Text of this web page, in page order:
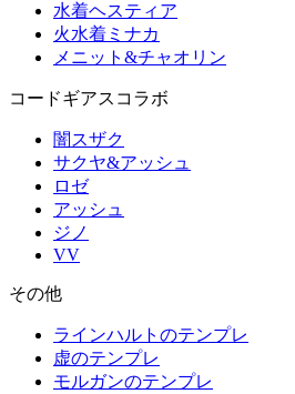
水着ヘスティア
火水着ミナカ
メニット&チャオリン
コードギアスコラボ
闇スザク
サクヤ&アッシュ
ロゼ
アッシュ
ジノ
VV
その他
ラインハルトのテンプレ
虚のテンプレ
モルガンのテンプレ